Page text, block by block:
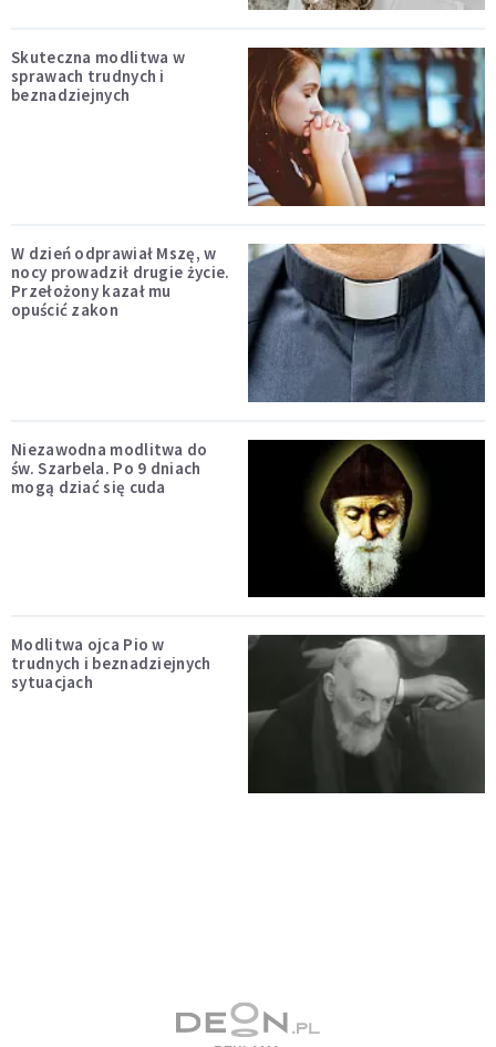
Skuteczna modlitwa w
sprawach trudnych i
beznadziejnych
W dzień odprawiał Mszę, w
nocy prowadził drugie życie.
Przełożony kazał mu
opuścić zakon
Niezawodna modlitwa do
św. Szarbela. Po 9 dniach
mogą dziać się cuda
Modlitwa ojca Pio w
trudnych i beznadziejnych
sytuacjach